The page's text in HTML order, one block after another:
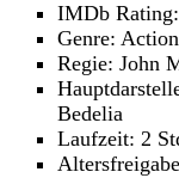
IMDb
Genre:
Regie: John
Bedelia
Laufzeit: 2